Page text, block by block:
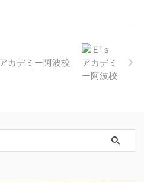
アカデミー阿波校